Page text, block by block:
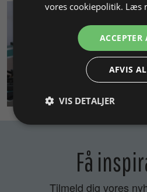
Få
Tilmeld dig vores
vores cookiepolitik. Læs
ACCEPTER
AFVIS
VIS DETALJER